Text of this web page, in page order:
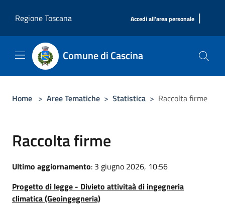
Regione Toscana
Accedi all'area personale |
Comune di Cascina
Home > Aree Tematiche > Statistica > Raccolta firme
Raccolta firme
Ultimo aggiornamento: 3 giugno 2026, 10:56
Progetto di legge - Divieto attivitaà di ingegneria
climatica (Geoingegneria)